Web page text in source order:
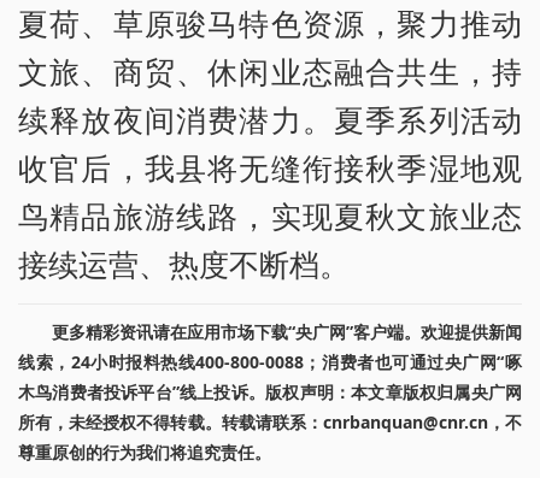
夏荷、草原骏马特色资源，聚力推动
文旅、商贸、休闲业态融合共生，持
续释放夜间消费潜力。夏季系列活动
收官后，我县将无缝衔接秋季湿地观
鸟精品旅游线路，实现夏秋文旅业态
接续运营、热度不断档。
更多精彩资讯请在应用市场下载“央广网”客户端。欢迎提供新闻
线索，24小时报料热线400-800-0088；消费者也可通过央广网“啄
木鸟消费者投诉平台”线上投诉。版权声明：本文章版权归属央广网
所有，未经授权不得转载。转载请联系：cnrbanquan@cnr.cn，不
尊重原创的行为我们将追究责任。